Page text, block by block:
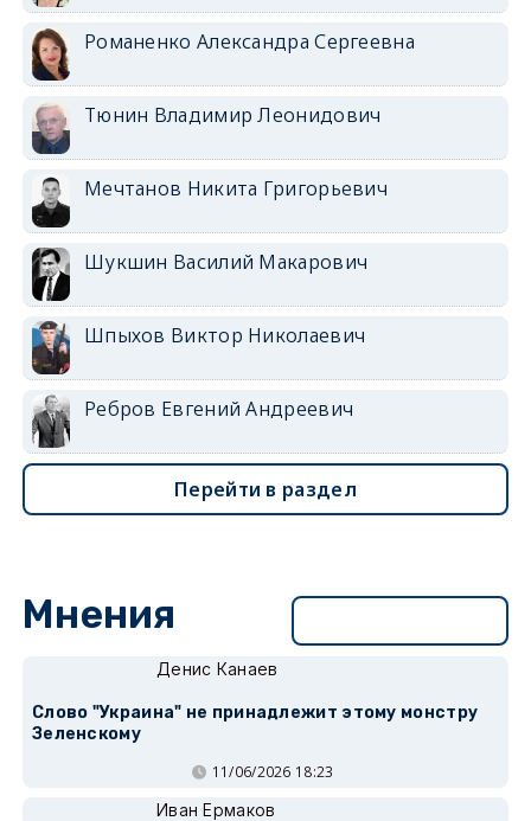
Романенко Александра Сергеевна
Тюнин Владимир Леонидович
Мечтанов Никита Григорьевич
Шукшин Василий Макарович
Шпыхов Виктор Николаевич
Ребров Евгений Андреевич
Перейти в раздел
Мнения
Денис Канаев
Слово "Украина" не принадлежит этому монстру
Зеленскому
11/06/2026 18:23
Иван Ермаков